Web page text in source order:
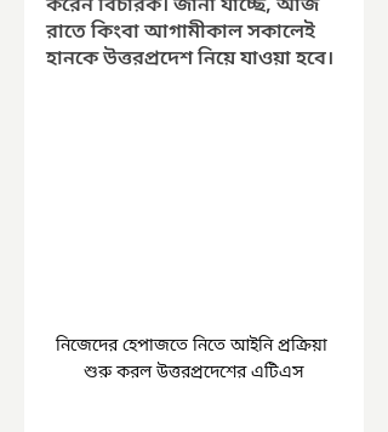
করেন বিচারক। জানা যাচ্ছে, আজ
রাতে কিংবা আগামীকাল সকালেই
হানকে উত্তরপ্রদেশ নিয়ে যাওয়া হবে।
নিজেদের হেপাজতে নিতে আইনি প্রক্রিয়া
শুরু করল উত্তরপ্রদেশের এটিএস